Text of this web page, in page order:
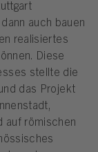
auch bauen
realisiertes
Diese
stellte die
das Projekt
auf römischen